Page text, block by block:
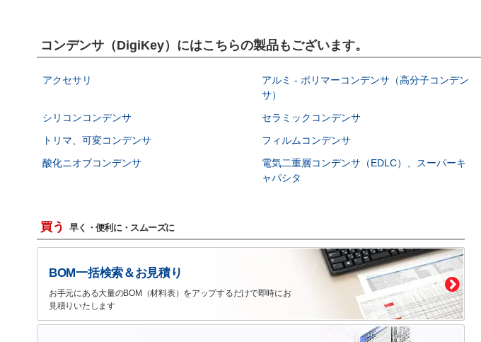
コンデンサ（DigiKey）にはこちらの製品もございます。
アクセサリ
アルミ - ポリマーコンデンサ（高分子コンデン
サ）
シリコンコンデンサ セラミックコンデンサ
トリマ、可変コンデンサ
フィルムコンデンサ
酸化ニオブコンデンサ
電気二重層コンデンサ（EDLC）、スーパーキ
ャパシタ
買う 早く・便利に・スムーズに
BOM一括検索＆お見積り
お手元にある大量のBOM（材料表）をアップするだけで即時にお
見積りいたします